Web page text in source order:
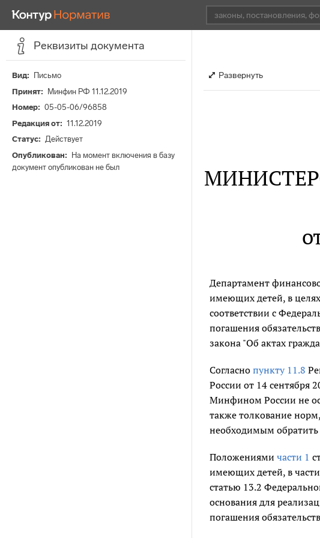
Реквизиты документа
Вид
Письмо
Принят
Минфин РФ 11.12.2019
Номер
05-05-06/96858
Редакция от
11.12.2019
Статус
Действует
Опубликован
На момент включения в базу
документ опубликован не был
Развернуть
Департамент
имеющих детей, в
соответствии с
погашения
закона "Об актах
Согласно пункту 11.8
России от 14 сентября
Минфином России не
также толкование
необходимым
Положениями части 1
имеющих детей, в
статью 13.2
основания для
погашения